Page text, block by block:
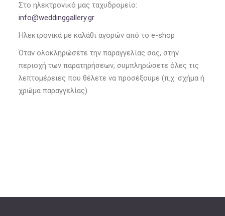
Στο ηλεκτρονικό μας ταχυδρομείο:
info@weddinggallery.gr
Ηλεκτρονικά με καλάθι αγορών από το e-shop
Όταν ολοκληρώσετε την παραγγελίας σας, στην
περιοχή των παρατηρήσεων, συμπληρώσετε όλες τις
λεπτομέρειες που θέλετε να προσέξουμε (π.χ. σχήμα ή
χρώμα παραγγελίας).